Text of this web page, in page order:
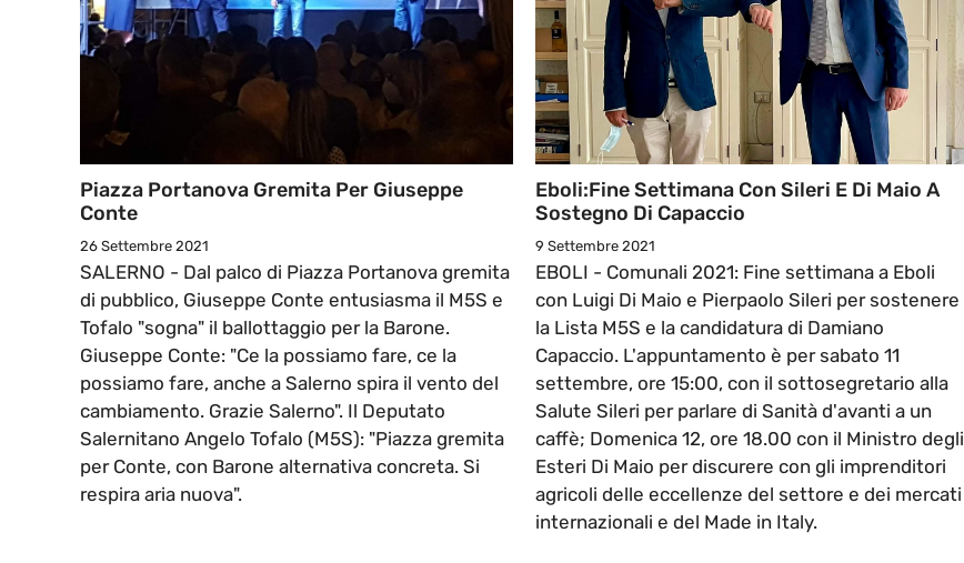
Piazza Portanova Gremita Per Giuseppe
Conte
26 Settembre 2021
SALERNO - Dal palco di Piazza Portanova gremita
di pubblico, Giuseppe Conte entusiasma il M5S e
Tofalo "sogna" il ballottaggio per la Barone.
Giuseppe Conte: "Ce la possiamo fare, ce la
possiamo fare, anche a Salerno spira il vento del
cambiamento. Grazie Salerno". Il Deputato
Salernitano Angelo Tofalo (M5S): "Piazza gremita
per Conte, con Barone alternativa concreta. Si
respira aria nuova".
Eboli:Fine Settimana Con Sileri E Di Maio A
Sostegno Di Capaccio
9 Settembre 2021
EBOLI - Comunali 2021: Fine settimana a Eboli
con Luigi Di Maio e Pierpaolo Sileri per sostenere
la Lista M5S e la candidatura di Damiano
Capaccio. L'appuntamento è per sabato 11
settembre, ore 15:00, con il sottosegretario alla
Salute Sileri per parlare di Sanità d'avanti a un
caffè; Domenica 12, ore 18.00 con il Ministro degli
Esteri Di Maio per discurere con gli imprenditori
agricoli delle eccellenze del settore e dei mercati
internazionali e del Made in Italy.